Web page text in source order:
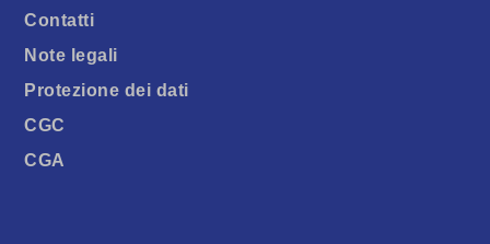
Contatti
Note legali
Protezione dei dati
CGC
CGA